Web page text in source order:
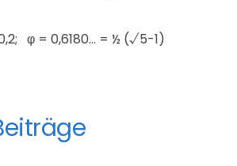
φ = 0,6180… = ½ (√5-1)